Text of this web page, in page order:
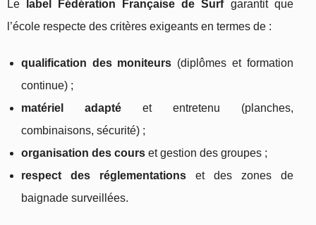
Le label Fédération Française de Surfgarantit que
l’école respecte des critères exigeants en termes de :
qualification des moniteurs (diplômes et formation
continue) ;
matériel adaptéet entretenu (planches,
combinaisons, sécurité) ;
organisation des cours et gestion des groupes ;
respect des réglementationset des zones de
baignade surveillées.